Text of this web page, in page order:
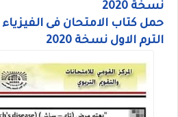
نسخة 2020
حمل كتاب الامتحان فى
الترم الاول نسخة 2020